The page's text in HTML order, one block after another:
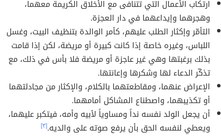
ارتكاب الأعمال التي تتنافى مع الأخلاق الكريمة معهما،
وهجرهما وإيداعهما في دار العجزة.
التأمّر وإكثار الطلب عليهم، كأمر الوالدة بتنظيف البيت، وغسل
اللباس، وغيره خاصة إذا كانت كبيرة أو مريضة، لكن إذا قامت
بذلك برغبتها وهي غير عاجزة أو مريضة فلا بأس في ذلك، مع
تذكّر الدعاء لها وشكرها وإعانتها.
الإعراض عنهما، ومقاطعتهما بالكلام، والإكثار من مجادلتهما
أو تكذيبهما، واصطناع المشاكل أمامهما.
أن يجعل الولد نفسه نداً ومساوياً لأبيه وأمه، فيتكبر عليهما،
ويعطي لنفسه الحق بأن يرفع صوته على والديه.[٣]